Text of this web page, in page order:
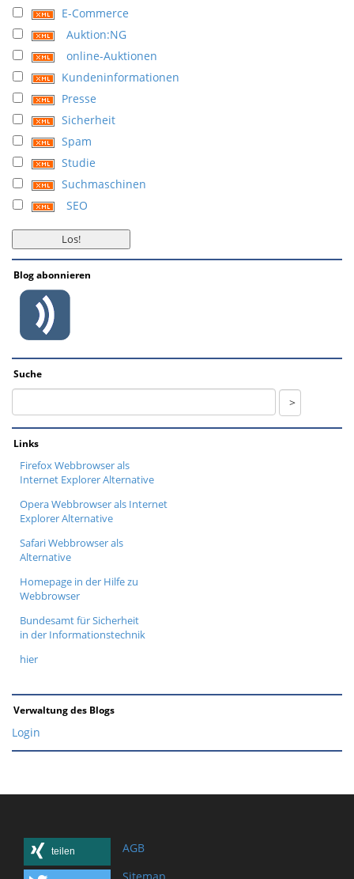
E-Commerce
Auktion:NG
online-Auktionen
Kundeninformationen
Presse
Sicherheit
Spam
Studie
Suchmaschinen
SEO
Blog abonnieren
Suche
Links
Firefox Webbrowser als
Internet Explorer Alternative
Opera Webbrowser als Internet
Explorer Alternative
Safari Webbrowser als
Alternative
Homepage in der Hilfe zu
Webbrowser
Bundesamt für Sicherheit
in der Informationstechnik
hier
Verwaltung des Blogs
Login
teilen
AGB